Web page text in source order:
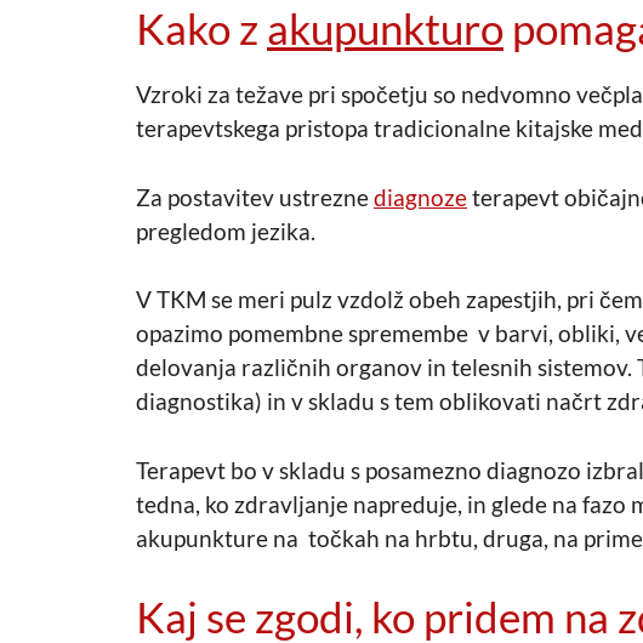
Kako z akupunkturo
Vzroki za težave pri spočetju so nedvomno
terapevtskega pristopa tradicionalne kitajske
Za postavitev ustreznediagnozeterapevt
pregledom jezika.
V TKM se meri pulz vzdolž obeh zapestjih, pri
opazimo pomembne spremembe v barvi, obliki,
delovanja različnih organov in telesnih sistemov.
diagnostika) in v skladu s tem oblikovati načrt
Terapevt bo v skladu s posamezno diagnozo
tedna, ko zdravljanje napreduje, in glede na fazo
akupunkture na točkah na hrbtu, druga, na
Kaj se zgodi, ko pridem na